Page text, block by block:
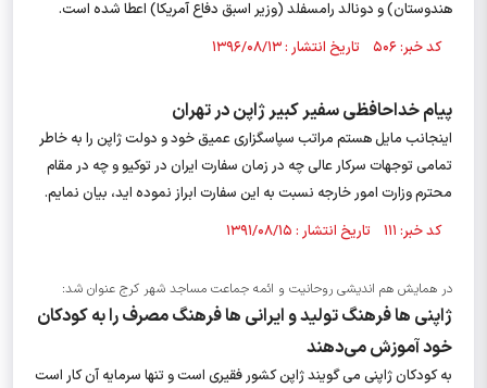
هندوستان) و دونالد رامسفلد (وزیر اسبق دفاع آمریکا) اعطا شده است.
کد خبر: ۵۰۶ تاریخ انتشار : ۱۳۹۶/۰۸/۱۳
پیام خداحافظی سفیر کبیر ژاپن در تهران
اینجانب مایل هستم مراتب سپاسگزاری عمیق خود و دولت ژاپن را به خاطر
تمامی توجهات سرکار عالی چه در زمان سفارت ایران در توکیو و چه در مقام
محترم وزارت امور خارجه نسبت به این سفارت ابراز نموده اید، بیان نمایم.
کد خبر: ۱۱۱ تاریخ انتشار : ۱۳۹۱/۰۸/۱۵
در همایش هم اندیشی روحانیت و ائمه جماعت مساجد شهر کرج عنوان شد:
ژاپنی ها فرهنگ تولید و ایرانی ها فرهنگ مصرف را به کودکان
خود آموزش می‌دهند
به کودکان ژاپنی می گویند ژاپن کشور فقیری است و تنها سرمایه آن کار است